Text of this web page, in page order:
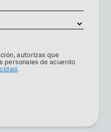
autorizas que
personales de acuerdo
.